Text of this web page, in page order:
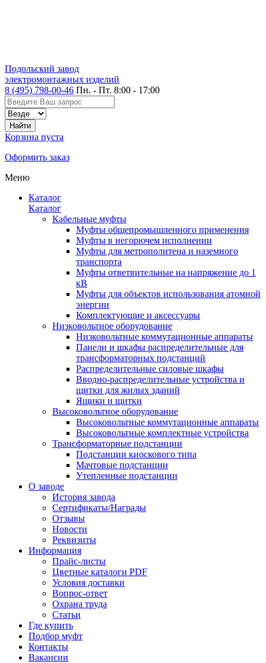
Подольский завод
электромонтажных изделий
8 (495) 798-00-46 Пн. - Пт. 8:00 - 17:00
Корзина пуста
Оформить заказ
Меню
Каталог
Каталог
Кабельные муфты
Муфты общепромышленного применения
Муфты в негорючем исполнении
Муфты для метрополитена и наземного
транспорта
Муфты ответвительные на напряжение до 1
кВ
Муфты для объектов использования атомной
энергии
Комплектующие и аксессуары
Низковольтное оборудование
Низковольтные коммутационные аппараты
Панели и шкафы распределительные для
трансформаторных подстанций
Распределительные силовые шкафы
Вводно-распределительные устройства и
щитки для жилых зданий
Ящики и щитки
Высоковольтное оборудование
Высоковольтные коммутационные аппараты
Высоковольтные комплектные устройства
Трансформаторные подстанции
Подстанции киоскового типа
Мачтовые подстанции
Утепленные подстанции
О заводе
История завода
Сертификаты/Награды
Отзывы
Новости
Реквизиты
Информация
Прайс-листы
Цветные каталоги PDF
Условия доставки
Вопрос-ответ
Охрана труда
Статьи
Где купить
Подбор муфт
Контакты
Вакансии